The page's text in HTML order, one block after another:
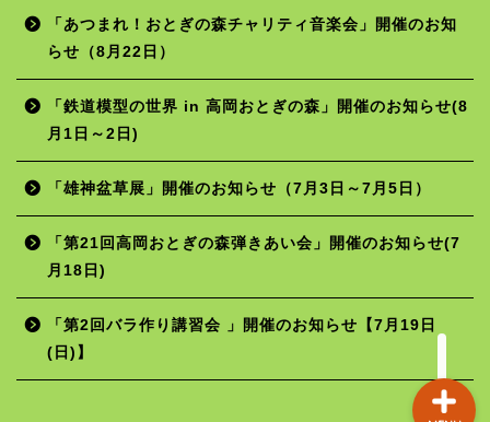
「あつまれ！おとぎの森チャリティ音楽会」開催のお知
らせ（8月22日）
「鉄道模型の世界 in 高岡おとぎの森」開催のお知らせ(8
月1日～2日)
「雄神盆草展」開催のお知らせ（7月3日～7月5日）
「第21回高岡おとぎの森弾きあい会」開催のお知らせ(7
月18日)
「第2回バラ作り講習会 」開催のお知らせ【7月19日
(日)】
ホーム
年間行事予定
施設の使用料